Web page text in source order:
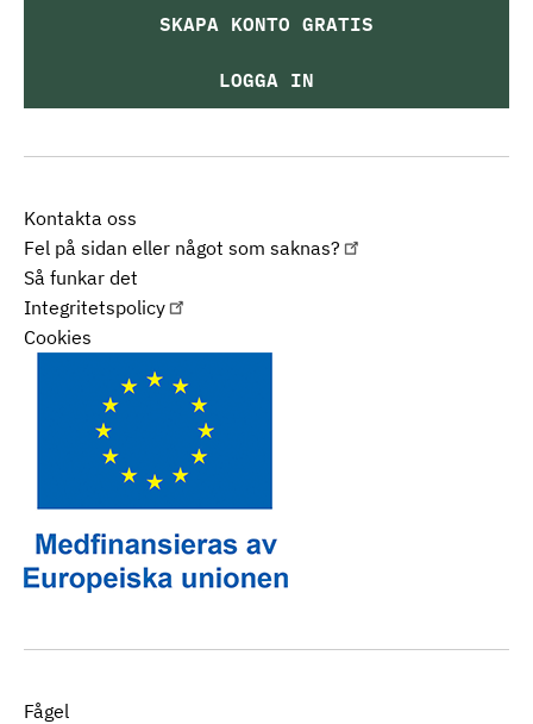
Fågel
Kontakta oss
Fel på sidan eller något som saknas?
Så funkar det
Integritetspolicy
Cookies
SKAPA KONTO GRATIS
LOGGA IN